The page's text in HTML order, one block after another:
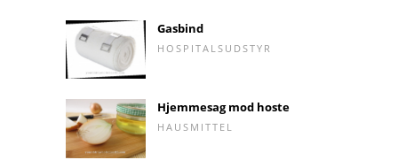
Gasbind
HOSPITALSUDSTYR
Hjemmesag mod hoste
HAUSMITTEL